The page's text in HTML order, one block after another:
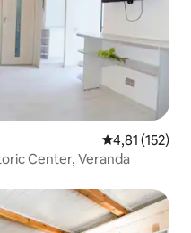
Średnia
4,81 (152)
Center, Veranda
gości